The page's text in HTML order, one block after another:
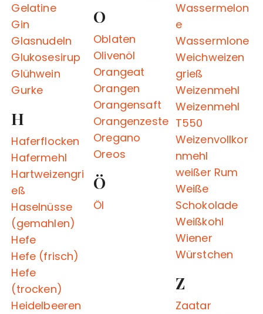
Gelatine
Gin
Glasnudeln
Glukosesirup
Glühwein
Gurke
H
Haferflocken
Hafermehl
Hartweizengri
eß
Haselnüsse
(gemahlen)
Hefe
Hefe (frisch)
Hefe
(trocken)
Heidelbeeren
O
Oblaten
Olivenöl
Orangeat
Orangen
Orangensaft
Orangenzeste
Oregano
Oreos
Ö
Öl
Wassermelon
e
Wassermlone
Weichweizen
grieß
Weizenmehl
Weizenmehl
T550
Weizenvollkor
nmehl
weißer Rum
Weiße
Schokolade
Weißkohl
Wiener
Würstchen
Z
Zaatar